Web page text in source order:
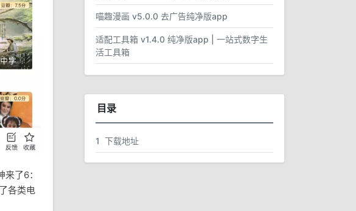
了6：
各类电
喵趣漫画 v5.0.0 去广告纯净版app
适配工具箱 v1.4.0 纯净版app | 一站式数字生
活工具箱
目录
1 下载地址